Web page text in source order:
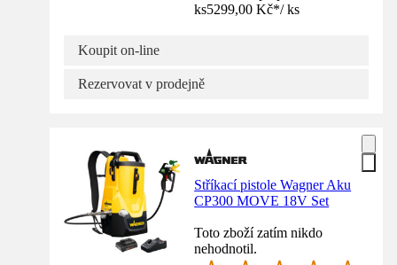
ks5299,00 Kč*/ ks
Koupit on-line
Rezervovat v prodejně
Stříkací pistole Wagner Aku
CP300 MOVE 18V Set
Toto zboží zatím nikdo
nehodnotil.